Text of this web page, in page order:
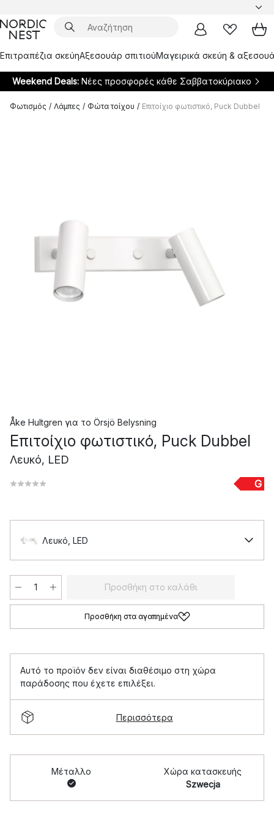
Επιτραπέζια σκεύηΑξεσουάρ σπιτιούΜαγειρικά σκεύη &
Weekend Deals: Νέες προσφορές κάθε Σαββατοκύριακο
Φωτισμός / Λάμπες / Φώτα τοίχου / Επιτοίχιο φωτιστικό, Puck Dubbel
Åke Hultgren για το Örsjö Belysning
Επιτοίχιο φωτιστικό, Puck Dubbel
Λευκό, LED
G
Λευκό, LED
Προσθήκη στο καλάθι
Προσθήκη στα αγαπημένα
Αυτό το προϊόν δεν είναι διαθέσιμο στη χώρα
παράδοσης που έχετε επιλέξει.
Περισσότερα
Μέταλλο
Χώρα κατασκευής
Szwecja